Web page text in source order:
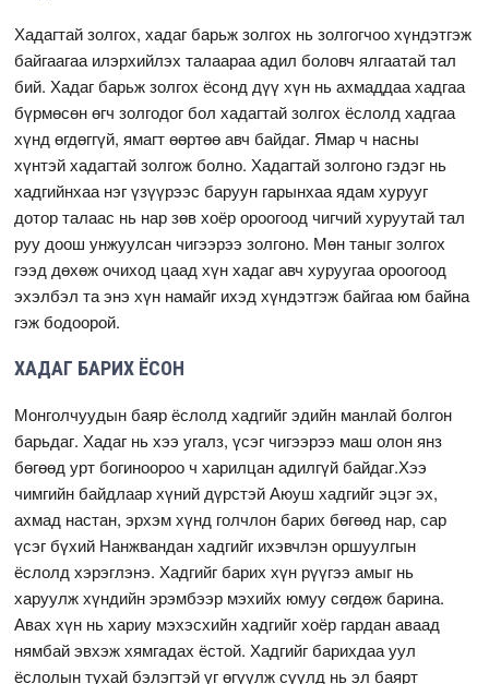
Хадагтай золгох, хадаг барьж золгох нь золгогчоо хүндэтгэж
байгаагаа илэрхийлэх талаараа адил боловч ялгаатай тал
бий. Хадаг барьж золгох ёсонд дүү хүн нь ахмаддаа хадгаа
бүрмөсөн өгч золгодог бол хадагтай золгох ёслолд хадгаа
хүнд өгдөггүй, ямагт өөртөө авч байдаг. Ямар ч насны
хүнтэй хадагтай золгож болно. Хадагтай золгоно гэдэг нь
хадгийнхаа нэг үзүүрээс баруун гарынхаа ядам хурууг
дотор талаас нь нар зөв хоёр ороогоод чигчий хуруутай тал
руу доош унжуулсан чигээрээ золгоно. Мөн таныг золгох
гээд дөхөж очиход цаад хүн хадаг авч хуруугаа ороогоод
эхэлбэл та энэ хүн намайг ихэд хүндэтгэж байгаа юм байна
гэж бодоорой.
ХАДАГ БАРИХ ЁСОН
Монголчуудын баяр ёслолд хадгийг эдийн манлай болгон
барьдаг. Хадаг нь хээ угалз, үсэг чигээрээ маш олон янз
бөгөөд урт богиноороо ч харилцан адилгүй байдаг.Хээ
чимгийн байдлаар хүний дүрстэй Аюуш хадгийг эцэг эх,
ахмад настан, эрхэм хүнд голчлон барих бөгөөд нар, сар
үсэг бүхий Нанжвандан хадгийг ихэвчлэн оршуулгын
ёслолд хэрэглэнэ. Хадгийг барих хүн рүүгээ амыг нь
харуулж хүндийн эрэмбээр мэхийх юмуу сөгдөж барина.
Авах хүн нь хариу мэхэсхийн хадгийг хоёр гардан аваад
нямбай эвхэж хямгадах ёстой. Хадгийг барихдаа уул
ёслолын тухай бэлэгтэй үг өгүүлж сүүлд нь эл баярт